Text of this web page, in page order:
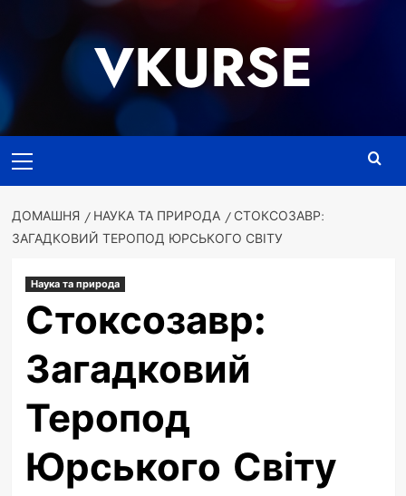
VKURSE
меню
ДОМАШНЯ НАУКА ТА ПРИРОДА
СТОКСОЗАВР:
ЗАГАДКОВИЙ ТЕРОПОД ЮРСЬКОГО СВІТУ
Наука та природа
Стоксозавр:
Загадковий
Теропод
Юрського Світу